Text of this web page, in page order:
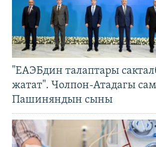
"ЕАЭБдин талаптары
жатат". Чолпон-Атадагы
Пашиняндын сыны